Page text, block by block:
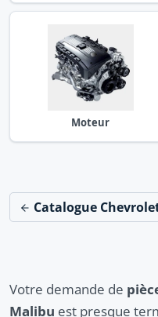
Moteur
Catalogue
Votre demande de
Malibu est presque